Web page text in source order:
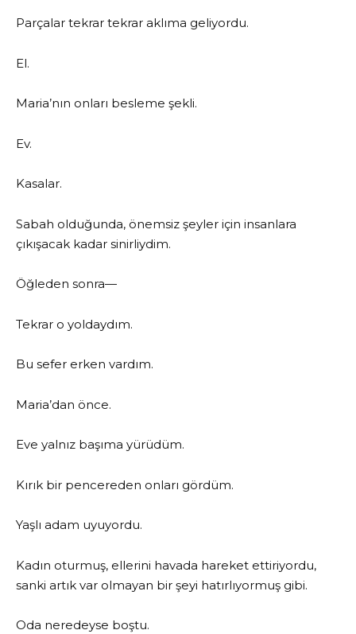
Parçalar tekrar tekrar aklıma geliyordu.
El.
Maria’nın onları besleme şekli.
Ev.
Kasalar.
Sabah olduğunda, önemsiz şeyler için insanlara
çıkışacak kadar sinirliydim.
Öğleden sonra—
Tekrar o yoldaydım.
Bu sefer erken vardım.
Maria’dan önce.
Eve yalnız başıma yürüdüm.
Kırık bir pencereden onları gördüm.
Yaşlı adam uyuyordu.
Kadın oturmuş, ellerini havada hareket ettiriyordu,
sanki artık var olmayan bir şeyi hatırlıyormuş gibi.
Oda neredeyse boştu.